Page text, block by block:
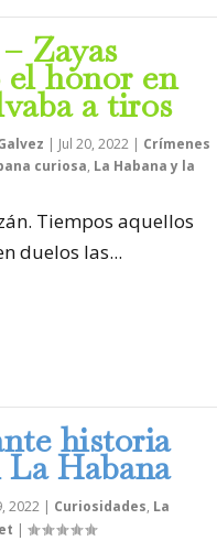
Zayas
honor en
a tiros
| Jul 20, 2022| Crímenes
curiosa, La Habana y la
Tiempos aquellos
duelos las...
historia
Habana
2022| Curiosidades, La
|